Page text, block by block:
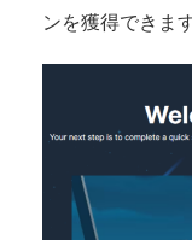
ンを獲得できます